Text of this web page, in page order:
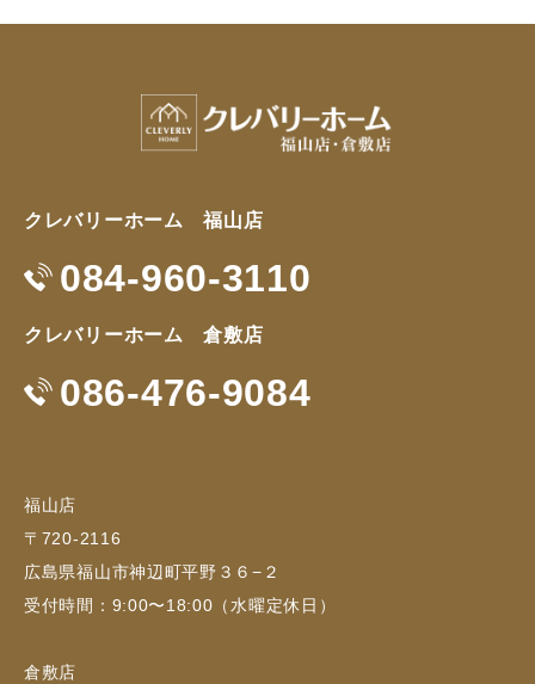
クレバリーホーム 福山店
084-960-3110
クレバリーホーム 倉敷店
086-476-9084
福山店
〒720-2116
広島県福山市神辺町平野３６−２
受付時間：9:00〜18:00（水曜定休日）
倉敷店